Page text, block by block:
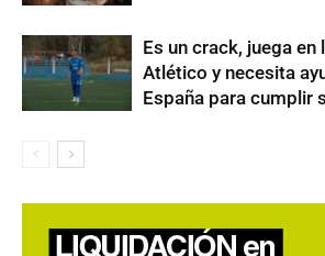
Es un crack, juega en
Atlético y necesita
España para cumplir